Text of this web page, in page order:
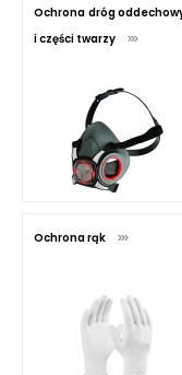
Ochrona dróg
i części twarzy
Ochrona rąk